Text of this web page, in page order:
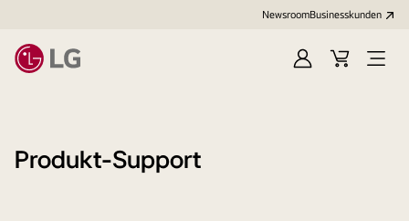
NewsroomBusinesskunden
AnmeldenWarenkorb
Menü
Produkt-Support